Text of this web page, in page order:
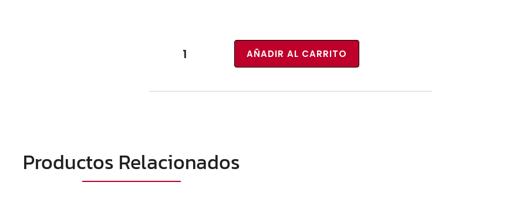
AÑADIR AL CARRITO
Productos Relacionados